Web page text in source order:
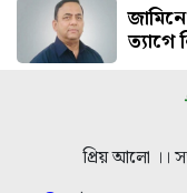
ত্যাগে
প্রিয় আলো ।।